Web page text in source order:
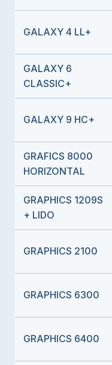
GALAXY 4 LL+
GALAXY 6
CLASSIC+
GALAXY 9 HC+
GRAFICS 8000
HORIZONTAL
GRAPHICS 1209S
+ LIDO
GRAPHICS 2100
GRAPHICS 6300
GRAPHICS 6400